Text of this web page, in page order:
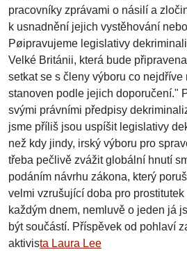
pracovníky zprávami o násilí a
k usnadnění jejich vystěhování
Pøipravujeme legislativy
Velké Británii, která bude
setkat se s členy výboru co nejdříve
stanoven podle jejich doporučení."
svými právními předpisy
jsme příliš jsou uspíšit legislativy
než kdy jindy, irský výboru pro
třeba pečlivě zvážit globální hnutí
podáním návrhu zákona, který
velmi vzrušující doba pro
každým dnem, nemluvě o jeden já
být součástí. Příspěvek od pohlaví
aktivista Laura Lee